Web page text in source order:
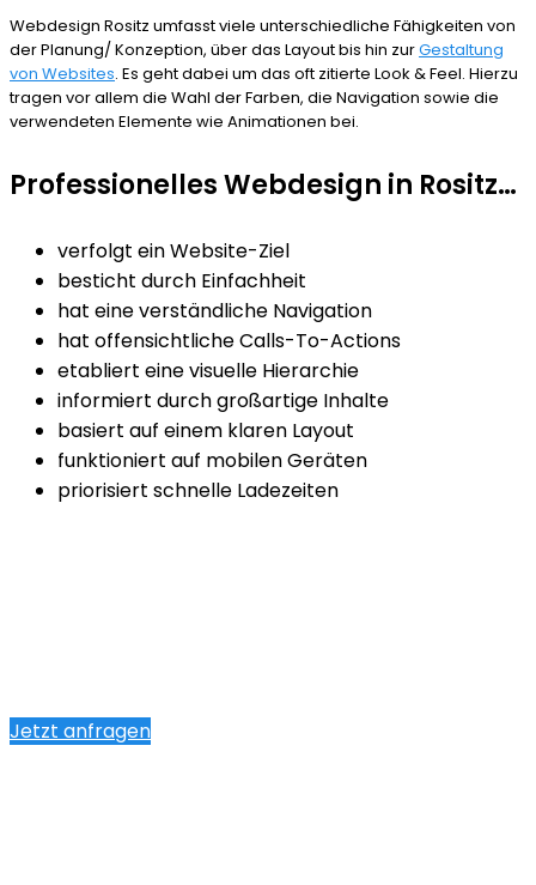
Webdesign Rositz umfasst viele unterschiedliche Fähigkeiten von
der Planung/ Konzeption, über das Layout bis hin zurGestaltung
von Websites. Es geht dabei um das oft zitierte Look & Feel. Hierzu
tragen vor allem die Wahl der Farben, die Navigation sowie die
verwendeten Elemente wie Animationen bei.
Professionelles Webdesign in Rositz…
verfolgt ein Website-Ziel
besticht durch Einfachheit
hat eine verständliche Navigation
hat offensichtliche Calls-To-Actions
etabliert eine visuelle Hierarchie
informiert durch großartige Inhalte
basiert auf einem klaren Layout
funktioniert auf mobilen Geräten
priorisiert schnelle Ladezeiten
Jetzt anfragen